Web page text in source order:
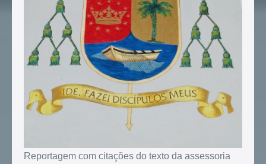
Reportagem com citações do texto da assessoria